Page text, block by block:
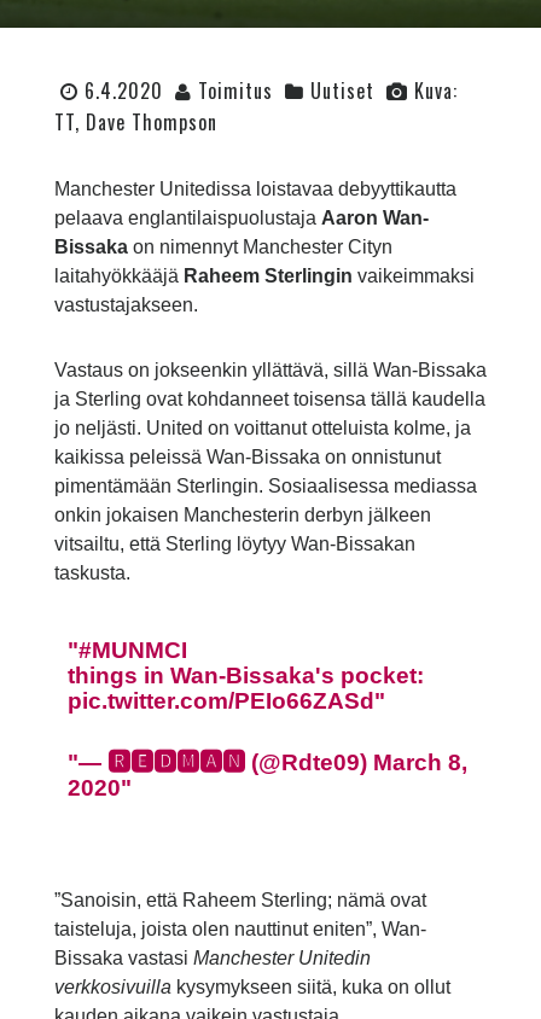
6.4.2020 Toimitus Uutiset
Kuva:
TT, Dave Thompson
Manchester Unitedissa loistavaa debyyttikautta
pelaava englantilaispuolustaja Aaron Wan-
Bissakaon nimennyt Manchester Cityn
laitahyökkääjä Raheem Sterlingin vaikeimmaksi
vastustajakseen.
Vastaus on jokseenkin yllättävä, sillä Wan-Bissaka
ja Sterling ovat kohdanneet toisensa tällä kaudella
jo neljästi. United on voittanut otteluista kolme, ja
kaikissa peleissä Wan-Bissaka on onnistunut
pimentämään Sterlingin. Sosiaalisessa mediassa
onkin jokaisen Manchesterin derbyn jälkeen
vitsailtu, että Sterling löytyy Wan-Bissakan
taskusta.
#MUNMCI
things in Wan-Bissaka's pocket:
pic.twitter.com/PEIo66ZASd
— 🆁🅴🅳🅼🅰🅽 (@Rdte09) March 8,
2020
”Sanoisin, että Raheem Sterling; nämä ovat
taisteluja, joista olen nauttinut eniten”, Wan-
Bissaka vastasi Manchester Unitedin
verkkosivuilla kysymykseen siitä, kuka on ollut